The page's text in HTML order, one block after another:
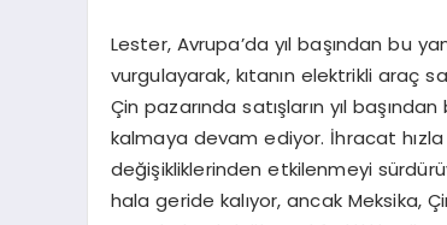
Lester, Avrupa’da yıl başından bu
vurgulayarak, kıtanın elektrikli araç
Çin pazarında satışların yıl
kalmaya devam ediyor. İhracat
değişikliklerinden etkilenmeyi
hala geride kalıyor, ancak Meksika,